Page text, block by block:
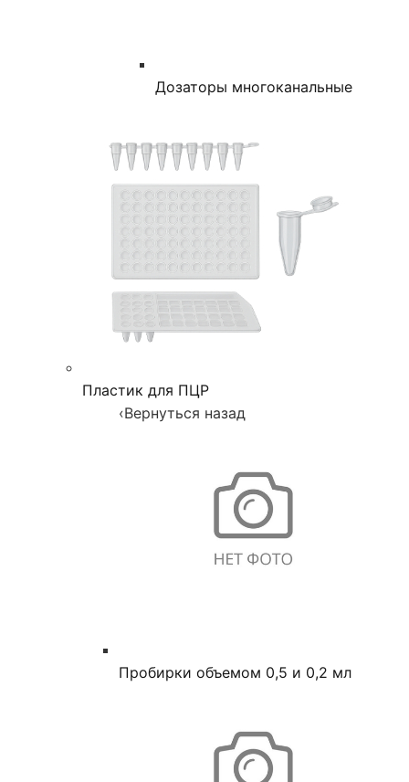
Дозаторы многоканальные
Пластик для ПЦР
‹Вернуться назад
Пробирки объемом 0,5 и 0,2 мл